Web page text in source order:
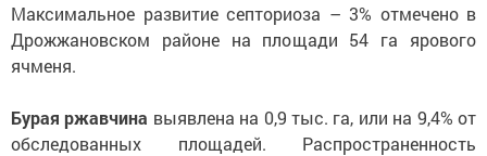
Максимальное развитие септориоза – 3% отмечено в
Дрожжановском районе на площади 54 га ярового
ячменя.
Бурая ржавчина выявлена на 0,9 тыс. га, или на 9,4% от
обследованных площадей. Распространенность